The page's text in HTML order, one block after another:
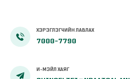
ХЭРЭГЛЭГЧИЙН ЛАВЛАХ
7000-7790
И-МЭЙЛ ХАЯГ